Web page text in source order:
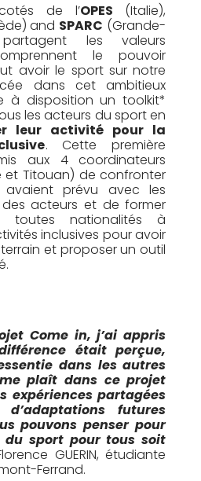
cotés de l’OPES (Italie),
and SPARC (Grande-
les valeurs
le pouvoir
avoir le sport sur notre
dans cet ambitieux
à disposition un toolkit*
les acteurs du sport en
leur activité pour la
. Cette première
aux 4 coordinateurs
et Titouan) de confronter
avaient prévu avec les
acteurs et de former
nationalités à
inclusives pour avoir
et proposer un outil
Come in, j’ai appris
était perçue,
dans les autres
plaît dans ce projet
expériences partagées
futures
pouvons penser pour
du sport pour tous soit
GUERIN, étudiante
Ferrand.